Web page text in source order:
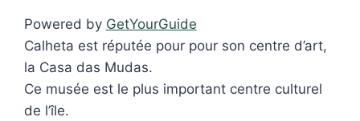
Powered by GetYourGuide
Calheta est réputée pour pour son centre d’art,
la Casa das Mudas.
Ce musée est le plus important centre culturel
de l’île.